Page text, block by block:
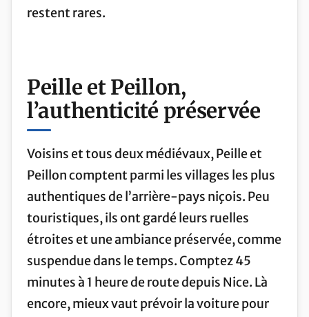
restent rares.
Peille et Peillon,
l’authenticité préservée
Voisins et tous deux médiévaux, Peille et
Peillon comptent parmi les villages les plus
authentiques de l’arrière-pays niçois. Peu
touristiques, ils ont gardé leurs ruelles
étroites et une ambiance préservée, comme
suspendue dans le temps. Comptez 45
minutes à 1 heure de route depuis Nice. Là
encore, mieux vaut prévoir la voiture pour